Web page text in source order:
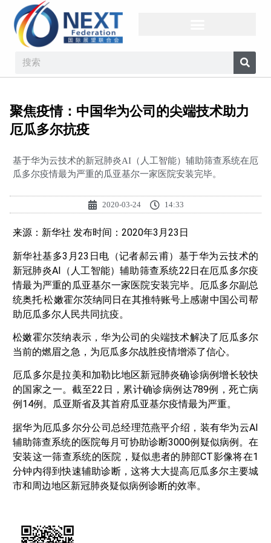
聚焦疫情：中国华为公司的尖端技术助力
厄瓜多尔抗疫
基于华为云技术的新冠肺炎AI（人工智能）辅助筛查系统在厄
瓜多尔疫情最为严重的瓜亚基尔一家医院安装完毕。
2020-03-24 14:33
来源：新华社 发布时间：2020年3月23日
新华社基多3月23日电（记者郝云甫）基于华为云技术的
新冠肺炎AI（人工智能）辅助筛查系统22日在厄瓜多尔疫
情最为严重的瓜亚基尔一家医院安装完毕。厄瓜多尔副总
统奥托·松嫩霍尔茨纳同日在其推特账号上感谢中国公司帮
助厄瓜多尔人民共同抗疫。
松嫩霍尔茨纳表示，华为公司的尖端技术解决了厄瓜多尔
当前的燃眉之急，为厄瓜多尔战胜疫情增添了信心。
厄瓜多尔是拉美和加勒比地区新冠肺炎确诊病例增长较快
的国家之一。截至22日，累计确诊病例达789例，死亡病
例14例。瓜亚斯省及其首府瓜亚基尔疫情最为严重。
据华为厄瓜多尔分公司总经理范燕平介绍，装有华为云AI
辅助筛查系统的医院每月可协助诊断3000例疑似病例。在
安装这一筛查系统的医院，疑似患者的肺部CT影像将在1
分钟内得到快速辅助诊断，这将大大提高厄瓜多尔主要城
市和周边地区新冠肺炎疑似病例诊断的效率。